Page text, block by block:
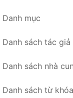
Danh mục
Danh sách tác giả
Danh sách nhà
Danh sách từ khóa